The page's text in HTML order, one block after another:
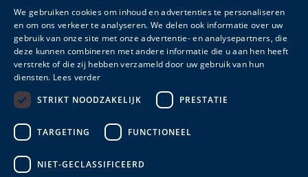
Metal Rack Easy
3 varianten
Meer info
DUTCH
FRENCH
We gebruiken cookies om inhoud en advertenties te personaliseren
en om ons verkeer te analyseren. We delen ook informatie over uw
gebruik van onze site met onze advertentie- en analysepartners, die
deze kunnen combineren met andere informatie die u aan hen heeft
verstrekt of die zij hebben verzameld door uw gebruik van hun
diensten. Lees verder
STRIKT NOODZAKELIJK
PRESTATIE
TARGETING FUNCTIONEEL
NIET-GECLASSIFICEERD